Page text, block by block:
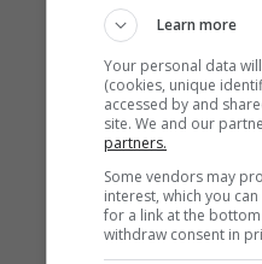
Learn more
Your personal data
(cookies, unique
accessed by and
site. We and our
partners.
Some vendors may
interest, which you
for a link at the
withdraw consent in